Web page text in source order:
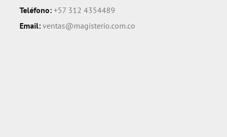
Teléfono: +57 312 4354489
Email: ventas@magisterio.com.co